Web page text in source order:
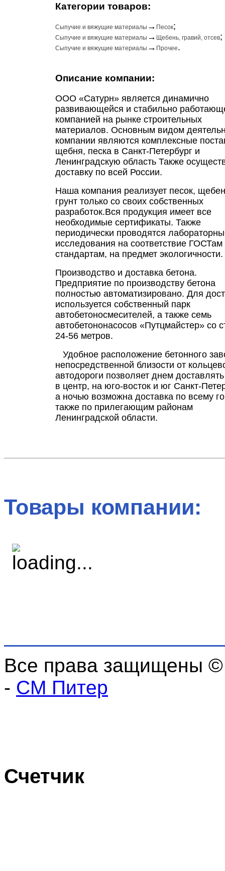
Категории товаров:
Сыпучие и вяжущие материалы → Песок;
Сыпучие и вяжущие материалы → Щебень, гравий, отсев;
Сыпучие и вяжущие материалы → Прочее.
Описание компании:
ООО «Сатурн» является динамично
развивающейся и стабильно
компанией на рынке строительных
материалов. Основным видом
компании являются комплексные
щебня, песка в Санкт-Петербург и
Ленинградскую область Также
доставку по всей России.
Наша компания реализует песок,
грунт только со своих собственных
разработок.Вся продукция имеет все
необходимые сертификаты. Также
периодически проводятся
исследования на соответствие ГОСТам
стандартам, на предмет экологичности.
Производство и доставка бетона.
Предприятие по производству бетона
полностью автоматизировано. Для
используется собственный парк
автобетоносмесителей, а также семь
автобетононасосов «Путцмайстер» со
24-56 метров.
Удобное расположение бетонного
непосредственной близости от
автодороги позволяет днем
в центр, на юго-восток и юг Санкт-
а ночью возможна доставка по всему
также по прилегающим районам
Ленинградской области.
Товары компании:
Все права защищены
- СМ Питер
Счетчик